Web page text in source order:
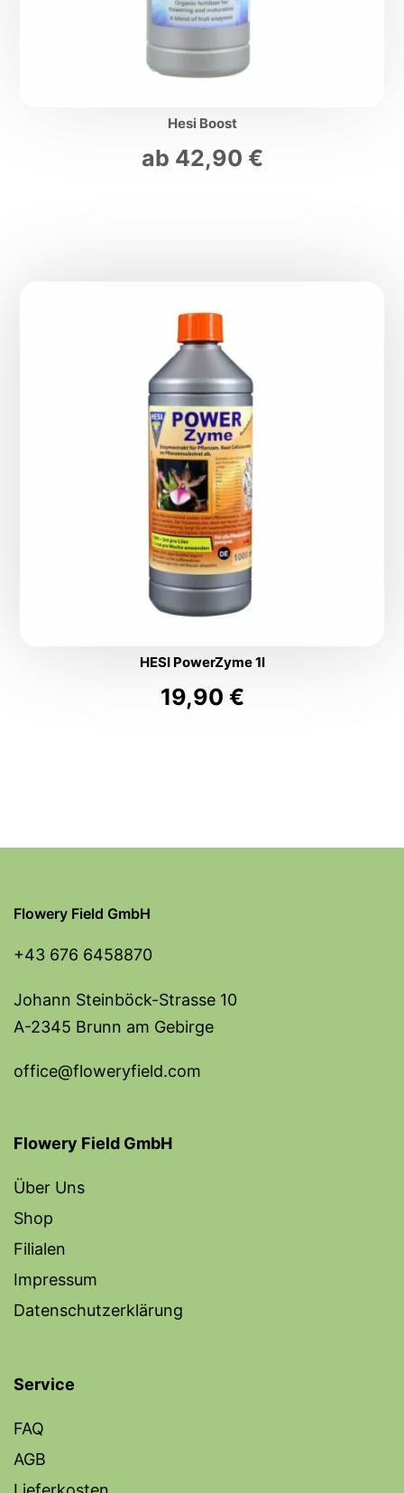
Hesi Boost
ab 42,90 €
HESI PowerZyme 1l
19,90 €
Flowery Field GmbH
+43 676 6458870
Johann Steinböck-Strasse 10
A-2345 Brunn am Gebirge
office@floweryfield.com
Flowery Field GmbH
Über Uns
Shop
Filialen
Impressum
Datenschutzerklärung
Service
FAQ
AGB